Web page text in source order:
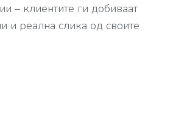
– клиентите ги добиваат
и реална слика од своите